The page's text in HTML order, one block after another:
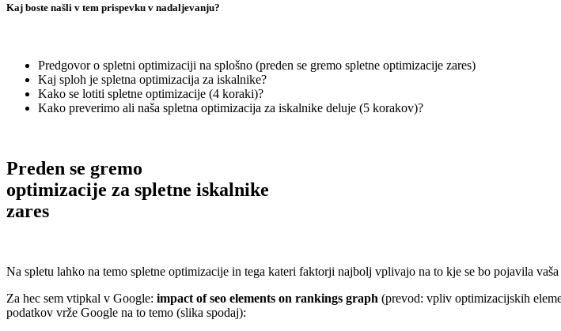
Kaj boste našli v tem prispevku v nadaljevanju?
Predgovor o spletni optimizaciji na splošno (preden se gremo spletne optimizacije zares)
Kaj sploh je spletna optimizacija za iskalnike?
Kako se lotiti spletne optimizacije (4 koraki)?
Kako preverimo ali naša spletna optimizacija za iskalnike deluje (5 korakov)?
Preden se gremo
optimizacije za spletne iskalnike
zares
Na spletu lahko na temo spletne optimizacije in tega kateri faktorji najbolj vplivajo na to kje se bo pojavila
Za hec sem vtipkal v Google: impact of seo elements on rankings graph (prevod: vpliv optimizacijskih
podatkov vrže Google na to temo (slika spodaj):